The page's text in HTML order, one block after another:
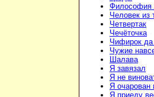
Философия
Человек из
Четвертак
Чечёточка
Чифирок да
Чужие
Шалава
Я завязал
Я не
Я очарован
Я приеду